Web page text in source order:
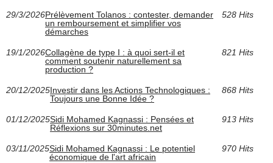
29/3/2026Prélèvement Tolanos : contester, demander
un remboursement et simplifier vos
démarches
528 Hits
19/1/2026Collagène de type I : à quoi sert-il et
comment soutenir naturellement sa
production ?
821 Hits
20/12/2025Investir dans les Actions Technologiques :
Toujours une Bonne Idée ?
868 Hits
01/12/2025Sidi Mohamed Kagnassi : Pensées et
Réflexions sur 30minutes.net
913 Hits
03/11/2025Sidi Mohamed Kagnassi : Le potentiel
économique de l'art africain
970 Hits